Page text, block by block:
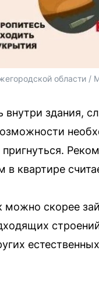
области /
внутри здания,
пригнуться.
квартире
можно скорее